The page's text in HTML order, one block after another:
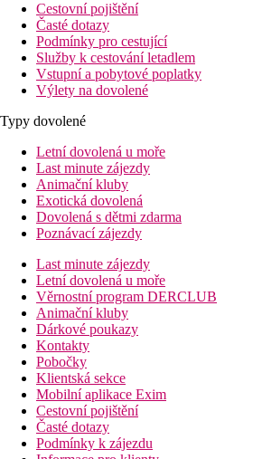
Cestovní pojištění
Časté dotazy
Podmínky pro cestující
Služby k cestování letadlem
Vstupní a pobytové poplatky
Výlety na dovolené
Typy dovolené
Letní dovolená u moře
Last minute zájezdy
Animační kluby
Exotická dovolená
Dovolená s dětmi zdarma
Poznávací zájezdy
Last minute zájezdy
Letní dovolená u moře
Věrnostní program DERCLUB
Animační kluby
Dárkové poukazy
Kontakty
Pobočky
Klientská sekce
Mobilní aplikace Exim
Cestovní pojištění
Časté dotazy
Podmínky k zájezdu